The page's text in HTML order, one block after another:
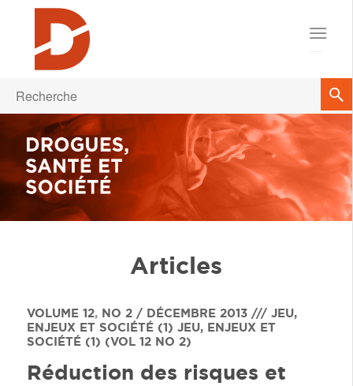
Articles
VOLUME 12, NO 2 / DÉCEMBRE 2013 /// JEU,
ENJEUX ET SOCIÉTÉ (1) JEU, ENJEUX ET
SOCIÉTÉ (1) (VOL 12 NO 2)
Réduction des risques et